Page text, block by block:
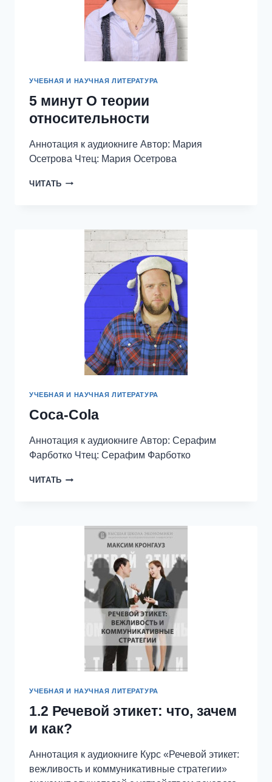
УЧЕБНАЯ И НАУЧНАЯ ЛИТЕРАТУРА
5 минут О теории
относительности
Аннотация к аудиокниге Автор: Мария
Осетрова Чтец: Мария Осетрова
ЧИТАТЬ 5
ОТНОСИТЕЛЬНОСТИ
УЧЕБНАЯ И НАУЧНАЯ ЛИТЕРАТУРА
Coca-Cola
Аннотация к аудиокниге Автор: Серафим
Фарботко Чтец: Серафим Фарботко
ЧИТАТЬ COCA-
УЧЕБНАЯ И НАУЧНАЯ ЛИТЕРАТУРА
1.2 Речевой этикет: что, зачем
и как?
Аннотация к аудиокниге Курс «Речевой этикет:
вежливость и коммуникативные стратегии»